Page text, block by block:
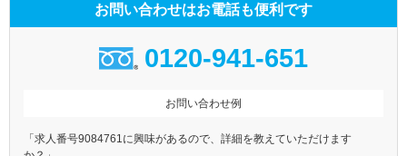
お問い合わせはお電話も便利です
0120-941-651
お問い合わせ例
「求人番号9084761に興味があるので、詳細を教えていただけます